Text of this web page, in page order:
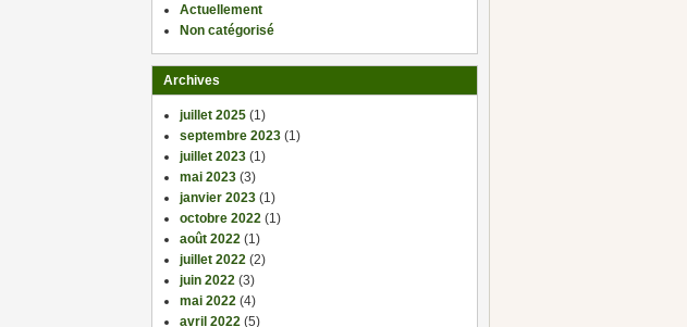
Actuellement
Non catégorisé
Archives
juillet 2025 (1)
septembre 2023 (1)
juillet 2023 (1)
mai 2023 (3)
janvier 2023 (1)
octobre 2022 (1)
août 2022 (1)
juillet 2022 (2)
juin 2022 (3)
mai 2022 (4)
avril 2022 (5)